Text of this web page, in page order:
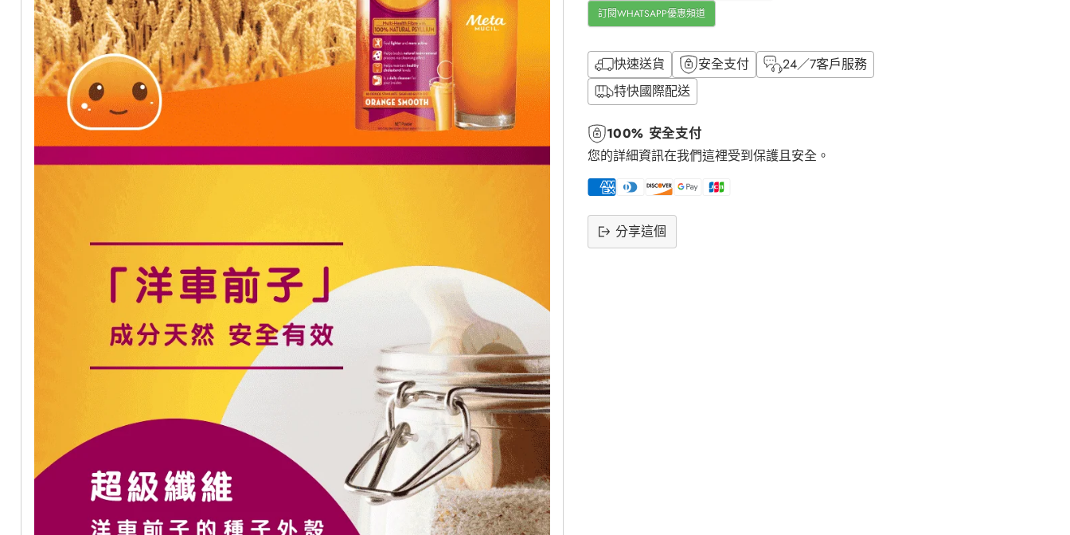
訂閱WHATSAPP優惠頻道
快速送貨 安全支付
24／7客戶服務
特快國際配送
100% 安全支付
您的詳細資訊在我們這裡受到保護且安全。
分享這個